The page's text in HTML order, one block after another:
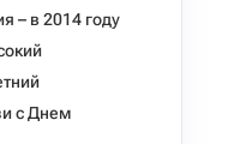
– в 2014 году
с Днем